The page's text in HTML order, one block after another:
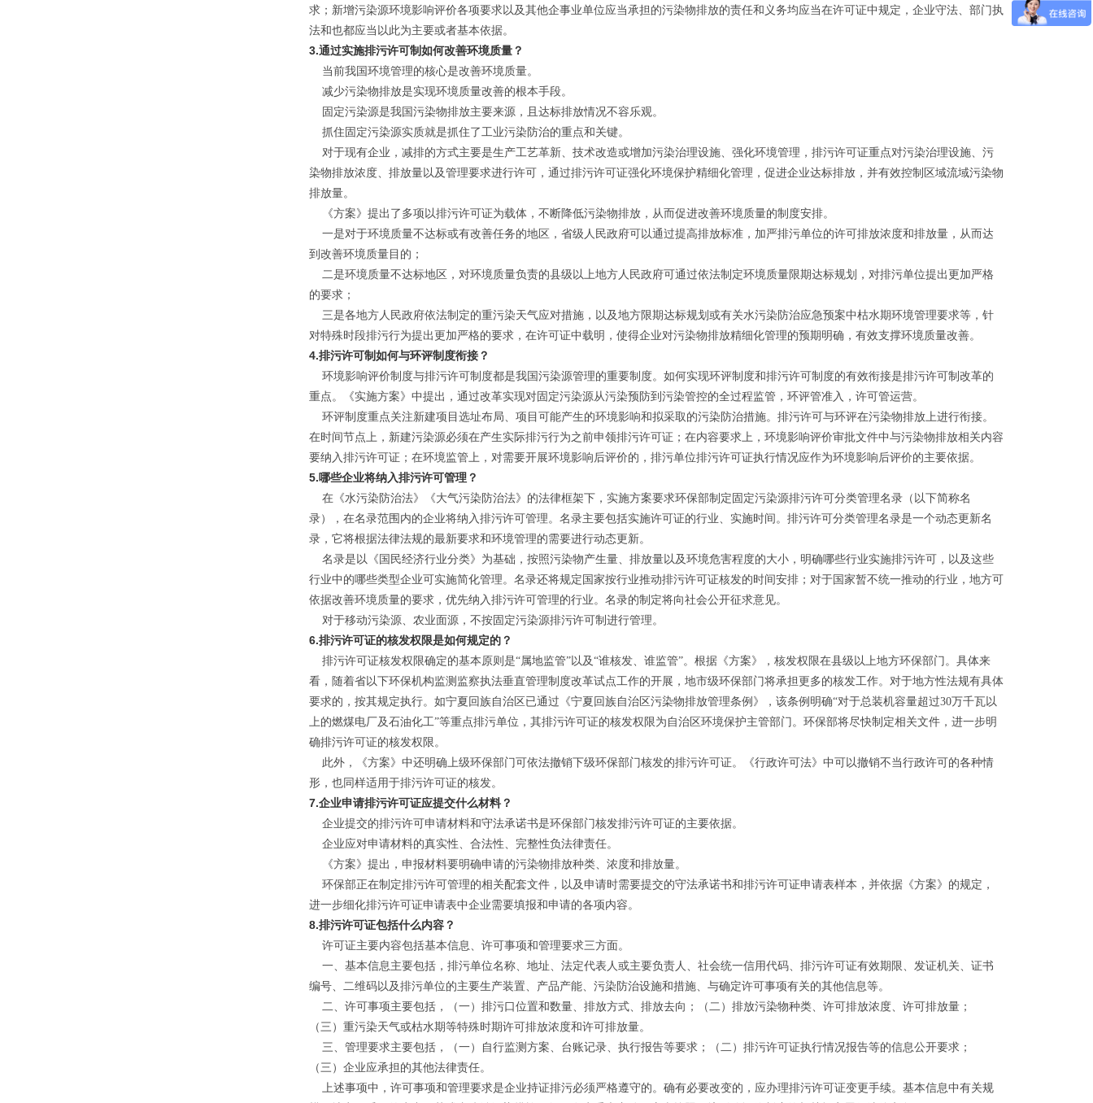
求；新增污染源环境影响评价各项要求以及其他企事业单位应当承担的污染物排放的责任和义务均应当在许可证中规定，企业守法、部门执
法和也都应当以此为主要或者基本依据。
3.通过实施排污许可制如何改善环境质量？
当前我国环境管理的核心是改善环境质量。
减少污染物排放是实现环境质量改善的根本手段。
固定污染源是我国污染物排放主要来源，且达标排放情况不容乐观。
抓住固定污染源实质就是抓住了工业污染防治的重点和关键。
对于现有企业，减排的方式主要是生产工艺革新、技术改造或增加污染治理设施、强化环境管理，排污许可证重点对污染治理设施、污
染物排放浓度、排放量以及管理要求进行许可，通过排污许可证强化环境保护精细化管理，促进企业达标排放，并有效控制区域流域污染物
排放量。
《方案》提出了多项以排污许可证为载体，不断降低污染物排放，从而促进改善环境质量的制度安排。
一是对于环境质量不达标或有改善任务的地区，省级人民政府可以通过提高排放标准，加严排污单位的许可排放浓度和排放量，从而达
到改善环境质量目的；
二是环境质量不达标地区，对环境质量负责的县级以上地方人民政府可通过依法制定环境质量限期达标规划，对排污单位提出更加严格
的要求；
三是各地方人民政府依法制定的重污染天气应对措施，以及地方限期达标规划或有关水污染防治应急预案中枯水期环境管理要求等，针
对特殊时段排污行为提出更加严格的要求，在许可证中载明，使得企业对污染物排放精细化管理的预期明确，有效支撑环境质量改善。
4.排污许可制如何与环评制度衔接？
环境影响评价制度与排污许可制度都是我国污染源管理的重要制度。如何实现环评制度和排污许可制度的有效衔接是排污许可制改革的
重点。《实施方案》中提出，通过改革实现对固定污染源从污染预防到污染管控的全过程监管，环评管准入，许可管运营。
环评制度重点关注新建项目选址布局、项目可能产生的环境影响和拟采取的污染防治措施。排污许可与环评在污染物排放上进行衔接。
在时间节点上，新建污染源必须在产生实际排污行为之前申领排污许可证；在内容要求上，环境影响评价审批文件中与污染物排放相关内容
要纳入排污许可证；在环境监管上，对需要开展环境影响后评价的，排污单位排污许可证执行情况应作为环境影响后评价的主要依据。
5.哪些企业将纳入排污许可管理？
在《水污染防治法》《大气污染防治法》的法律框架下，实施方案要求环保部制定固定污染源排污许可分类管理名录（以下简称名
录），在名录范围内的企业将纳入排污许可管理。名录主要包括实施许可证的行业、实施时间。排污许可分类管理名录是一个动态更新名
录，它将根据法律法规的最新要求和环境管理的需要进行动态更新。
名录是以《国民经济行业分类》为基础，按照污染物产生量、排放量以及环境危害程度的大小，明确哪些行业实施排污许可，以及这些
行业中的哪些类型企业可实施简化管理。名录还将规定国家按行业推动排污许可证核发的时间安排；对于国家暂不统一推动的行业，地方可
依据改善环境质量的要求，优先纳入排污许可管理的行业。名录的制定将向社会公开征求意见。
对于移动污染源、农业面源，不按固定污染源排污许可制进行管理。
6.排污许可证的核发权限是如何规定的？
排污许可证核发权限确定的基本原则是“属地监管”以及“谁核发、谁监管”。根据《方案》，核发权限在县级以上地方环保部门。具体来
看，随着省以下环保机构监测监察执法垂直管理制度改革试点工作的开展，地市级环保部门将承担更多的核发工作。对于地方性法规有具体
要求的，按其规定执行。如宁夏回族自治区已通过《宁夏回族自治区污染物排放管理条例》，该条例明确“对于总装机容量超过30万千瓦以
上的燃煤电厂及石油化工”等重点排污单位，其排污许可证的核发权限为自治区环境保护主管部门。环保部将尽快制定相关文件，进一步明
确排污许可证的核发权限。
此外，《方案》中还明确上级环保部门可依法撤销下级环保部门核发的排污许可证。《行政许可法》中可以撤销不当行政许可的各种情
形，也同样适用于排污许可证的核发。
7.企业申请排污许可证应提交什么材料？
企业提交的排污许可申请材料和守法承诺书是环保部门核发排污许可证的主要依据。
企业应对申请材料的真实性、合法性、完整性负法律责任。
《方案》提出，申报材料要明确申请的污染物排放种类、浓度和排放量。
环保部正在制定排污许可管理的相关配套文件，以及申请时需要提交的守法承诺书和排污许可证申请表样本，并依据《方案》的规定，
进一步细化排污许可证申请表中企业需要填报和申请的各项内容。
8.排污许可证包括什么内容？
许可证主要内容包括基本信息、许可事项和管理要求三方面。
一、基本信息主要包括，排污单位名称、地址、法定代表人或主要负责人、社会统一信用代码、排污许可证有效期限、发证机关、证书
编号、二维码以及排污单位的主要生产装置、产品产能、污染防治设施和措施、与确定许可事项有关的其他信息等。
二、许可事项主要包括，（一）排污口位置和数量、排放方式、排放去向；（二）排放污染物种类、许可排放浓度、许可排放量；
（三）重污染天气或枯水期等特殊时期许可排放浓度和许可排放量。
三、管理要求主要包括，（一）自行监测方案、台账记录、执行报告等要求；（二）排污许可证执行情况报告等的信息公开要求；
（三）企业应承担的其他法律责任。
上述事项中，许可事项和管理要求是企业持证排污必须严格遵守的。确有必要改变的，应办理排污许可证变更手续。基本信息中有关规